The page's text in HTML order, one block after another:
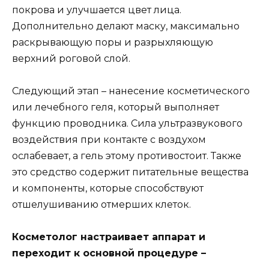
покрова и улучшается цвет лица.
Дополнительно делают маску, максимально
раскрывающую поры и разрыхляющую
верхний роговой слой.
Следующий этап – нанесение косметического
или лечебного геля, который выполняет
функцию проводника. Сила ультразвукового
воздействия при контакте с воздухом
ослабевает, а гель этому противостоит. Также
это средство содержит питательные вещества
и компоненты, которые способствуют
отшелушиванию отмерших клеток.
Косметолог настраивает аппарат и
переходит к основной процедуре –